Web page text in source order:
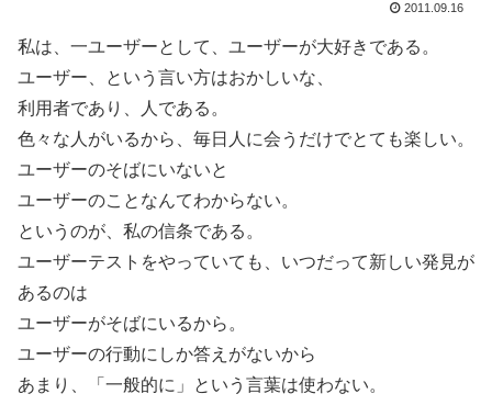
2011.09.16
私は、一ユーザーとして、ユーザーが大好きである。
ユーザー、という言い方はおかしいな、
利用者であり、人である。
色々な人がいるから、毎日人に会うだけでとても楽しい。
ユーザーのそばにいないと
ユーザーのことなんてわからない。
というのが、私の信条である。
ユーザーテストをやっていても、いつだって新しい発見が
あるのは
ユーザーがそばにいるから。
ユーザーの行動にしか答えがないから
あまり、「一般的に」という言葉は使わない。